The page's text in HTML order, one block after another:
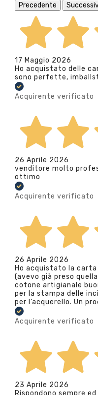
Precedente
17 Maggio 2026
Ho acquistato delle
sono perfette,
Acquirente verificato
26 Aprile 2026
venditore molto
ottimo
Acquirente verificato
26 Aprile 2026
Ho acquistato la
(avevo già preso
cotone artigianale
per la stampa delle
per l’acquerello. Un
Acquirente verificato
23 Aprile 2026